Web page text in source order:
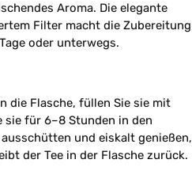
Aroma. Die elegante
Filter macht die Zubereitung
oder unterwegs.
die Flasche, füllen Sie sie mit
sie für 6–8 Stunden in den
und eiskalt genießen,
der Tee in der Flasche zurück.